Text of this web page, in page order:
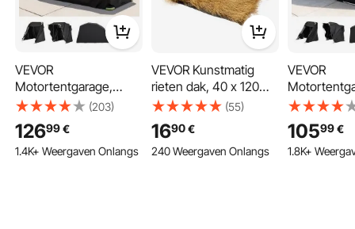
VEVOR
Motortentgarage,
Motorhoes
3460x1375x1900 mm,
Motorgarage met
veiligheidsslot, 600D
(203)
12699€
1.4K+ Weergaven Onlangs
VEVOR Kunstmatig
rieten dak, 40 x 120
cm, synthetisch rieten
dak, rieten
daksimulatie, rieten
dakrol, Palapa Tiki
(55)
1690€
240 Weergaven Onlangs
VEVOR
Motorhoes
10599€
1.8K+